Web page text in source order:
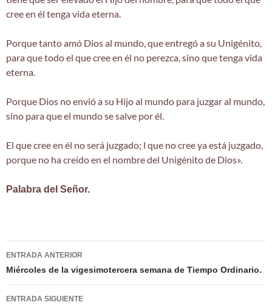
cree en él tenga vida eterna.
Porque tanto amó Dios al mundo, que entregó a su Unigénito,
para que todo el que cree en él no perezca, sino que tenga vida
eterna.
Porque Dios no envió a su Hijo al mundo para juzgar al mundo,
sino para que el mundo se salve por él.
El que cree en él no será juzgado; l que no cree ya está juzgado,
porque no ha creído en el nombre del Unigénito de Dios».
Palabra del Señor.
Navegación
de
entradas
ENTRADA ANTERIOR
Miércoles de la vigesimotercera semana de Tiempo Ordinario.
ENTRADA SIGUIENTE